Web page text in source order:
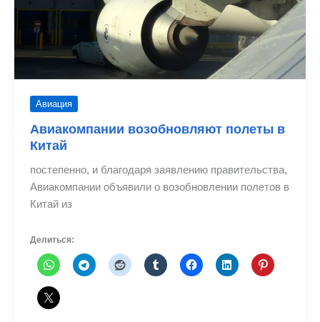
Авиация
Авиакомпании возобновляют полеты в
Китай
постепенно, и благодаря заявлению правительства,
Авиакомпании объявили о возобновлении полетов в
Китай из
Делиться: